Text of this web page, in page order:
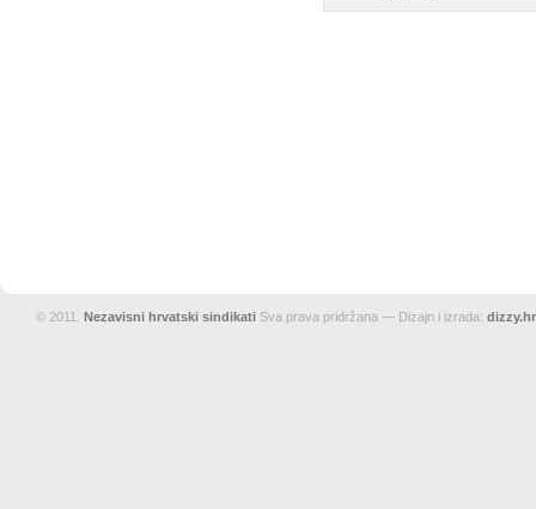
© 2011. Nezavisni hrvatski sindikati Sva prava pridržana — Dizajn i izrada: dizzy.hr